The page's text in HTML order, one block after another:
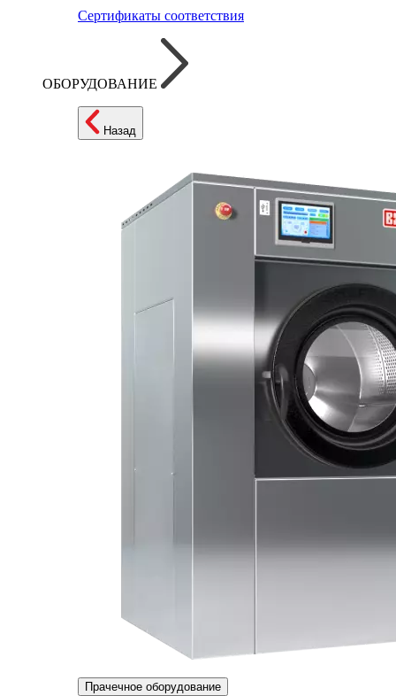
Сертификаты соответствия
ОБОРУДОВАНИЕ
Назад
Прачечное оборудование